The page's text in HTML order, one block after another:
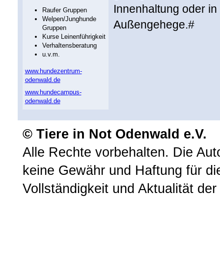
Raufer Gruppen
Welpen/Junghunde
Gruppen
Kurse Leinenführigkeit
Verhaltensberatung
u.v.m.
www.hundezentrum-
odenwald.de
www.hundecampus-
odenwald.de
Innenhaltung oder
Außengehege.#
© Tiere in Not Odenwald e.V.
Alle Rechte vorbehalten. Die
keine Gewähr und Haftung für
Vollständigkeit und Aktualität